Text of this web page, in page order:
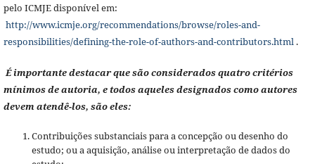
pelo ICMJE disponível em:
http://www.icmje.org/recommendations/browse/roles-and-
responsibilities/defining-the-role-of-authors-and-contributors.html.
É importante destacar que são considerados quatro critérios
mínimos de autoria, e todos aqueles designados como autores
devem atendê-los, são eles:
Contribuições substanciais para a concepção ou desenho do
estudo; ou a aquisição, análise ou interpretação de dados do